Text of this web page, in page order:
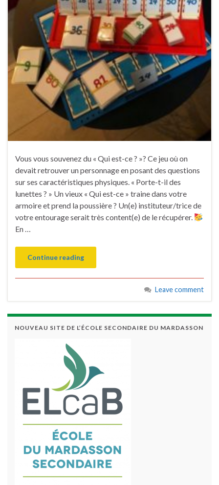
Vous vous souvenez du « Qui est-ce ? »? Ce jeu où on
devait retrouver un personnage en posant des questions
sur ses caractéristiques physiques. « Porte-t-il des
lunettes ? » Un vieux « Qui est-ce » traine dans votre
armoire et prend la poussière ? Un(e) instituteur/trice de
votre entourage serait très content(e) de le récupérer.
En …
Continue reading
Leave comment
NOUVEAU SITE DE L’ÉCOLE SECONDAIRE DU MARDASSON